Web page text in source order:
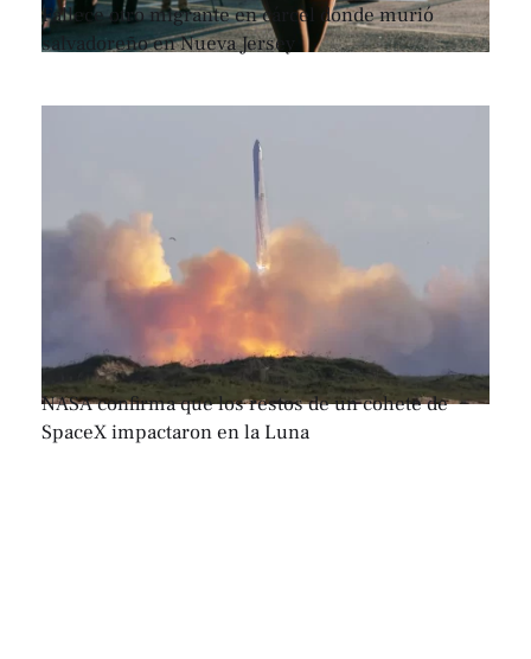
Fallece otro migrante en cárcel donde murió
salvadoreño en Nueva Jersey
NASA confirma que los restos de un cohete de
SpaceX impactaron en la Luna